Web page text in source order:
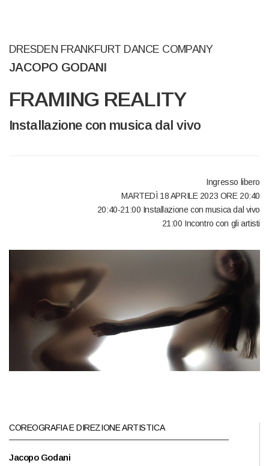
DRESDEN FRANKFURT DANCE COMPANY
JACOPO GODANI
FRAMING REALITY
Installazione con musica dal vivo
Ingresso libero
MARTEDÌ 18 APRILE 2023 ORE 20:40
20:40-21:00 Installazione con musica dal vivo
21:00 Incontro con gli artisti
COREOGRAFIA E DIREZIONE ARTISTICA
Jacopo Godani